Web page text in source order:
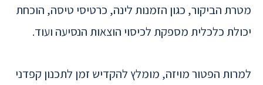
מטרת הביקור, כגון הזמנות לינה, כרטיסי טיסה, הוכחת
יכולת כלכלית מספקת לכיסוי הוצאות הנסיעה ועוד.
למרות הפטור מויזה, מומלץ להקדיש זמן לתכנון קפדני